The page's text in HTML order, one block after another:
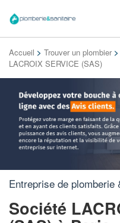
Accueil > Trouver un plombier >
LACROIX SERVICE (SAS)
Entreprise de plomberie
Société